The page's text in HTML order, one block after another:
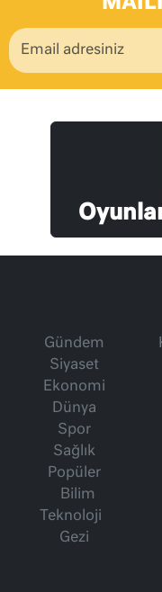
Gündem
Siyaset
Ekonomi
Dünya
Spor
Sağlık
Popüler
Bilim
Teknoloji
Gezi